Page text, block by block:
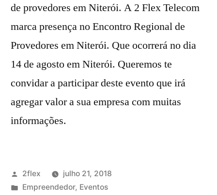
de provedores em Niterói. A 2 Flex Telecom
marca presença no Encontro Regional de
Provedores em Niterói. Que ocorrerá no dia
14 de agosto em Niterói. Queremos te
convidar a participar deste evento que irá
agregar valor a sua empresa com muitas
informações.
2flex
julho 21, 2018
Empreendedor, Eventos